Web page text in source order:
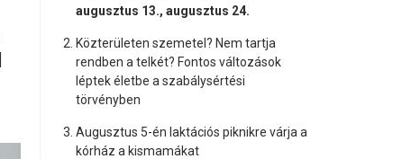
augusztus 13., augusztus 24.
Közterületen szemetel? Nem tartja
rendben a telkét? Fontos változások
léptek életbe a szabálysértési
törvényben
Augusztus 5-én laktációs piknikre várja a
kórház a kismamákat